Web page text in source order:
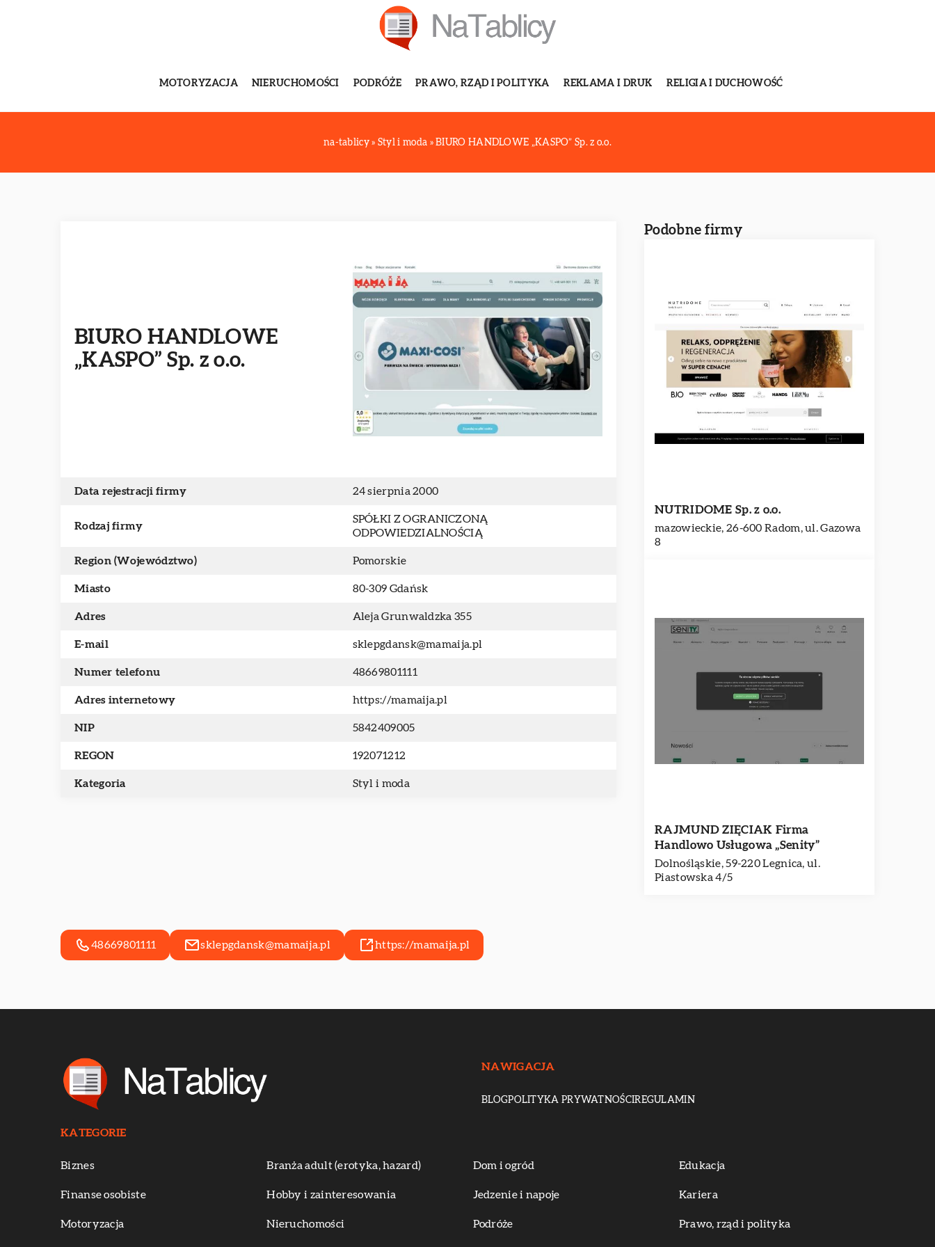
MOTORYZACJA NIERUCHOMOŚCI PODRÓŻE PRAWO, RZĄD I POLITYKA REKLAMA I DRUK RELIGIA I DUCHOWOŚĆ
na-tablicy» Styl i moda »BIURO HANDLOWE „KASPO” Sp. z o.o.
BIURO HANDLOWE
„KASPO” Sp. z o.o.
Data rejestracji firmy 24 sierpnia 2000
Rodzaj firmy
SPÓŁKI Z OGRANICZONĄ
ODPOWIEDZIALNOŚCIĄ
Region (Województwo) Pomorskie
Miasto 80-309 Gdańsk
Adres Aleja Grunwaldzka 355
E-mail sklepgdansk@mamaija.pl
Numer telefonu 48669801111
Adres internetowy https://mamaija.pl
NIP 5842409005
REGON 192071212
Kategoria Styl i moda
Podobne firmy
NUTRIDOME Sp. z o.o.
mazowieckie, 26-600 Radom, ul. Gazowa
8
RAJMUND ZIĘCIAK Firma
Handlowo Usługowa „Senity”
Dolnośląskie, 59-220 Legnica, ul.
Piastowska 4/5
48669801111 sklepgdansk@mamaija.pl https://mamaija.pl
NAWIGACJA
BLOGPOLITYKA PRYWATNOŚCIREGULAMIN
KATEGORIE
Biznes Branża adult (erotyka, hazard) Dom i ogród Edukacja
Finanse osobiste Hobby i zainteresowania Jedzenie i napoje Kariera
Motoryzacja Nieruchomości Podróże Prawo, rząd i polityka